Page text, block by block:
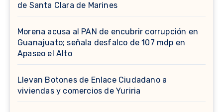
de Santa Clara de Marines
Morena acusa al PAN de encubrir corrupción en
Guanajuato; señala desfalco de 107 mdp en
Apaseo el Alto
Llevan Botones de Enlace Ciudadano a
viviendas y comercios de Yuriria